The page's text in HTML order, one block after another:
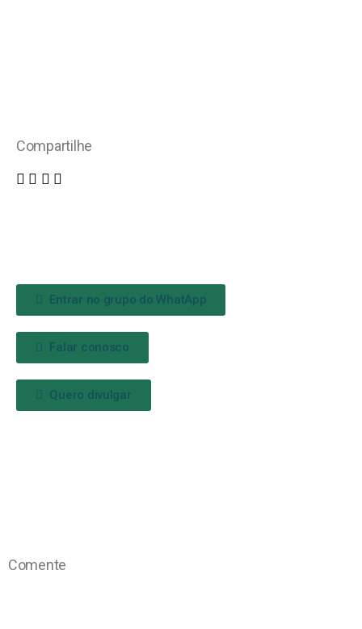
Compartilhe
Entrar no grupo do WhatApp
Falar conosco
Quero divulgar
Comente